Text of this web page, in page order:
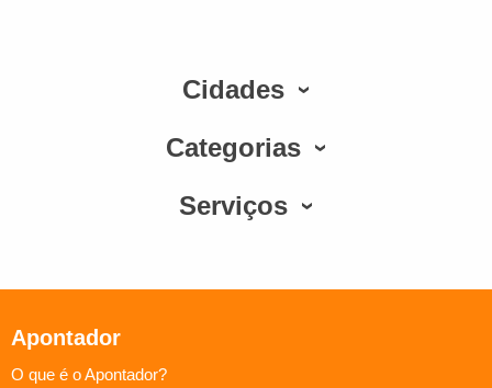
Cidades
Categorias
Serviços
Apontador
O que é o Apontador?